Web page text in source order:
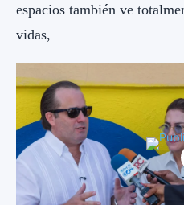
espacios también ve
vidas,